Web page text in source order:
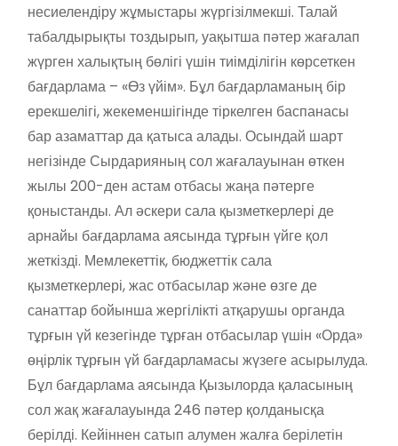
несиелендіру жұмыстары жүргізілмекші. Талай
табалдырықты тоздырып, уақытша пәтер жағалап
жүрген халықтың бөлігі үшін тиімділігін көрсеткен
бағдарлама – «Өз үйім». Бұл бағдарламаның бір
ерекшелігі, жекеменшігінде тіркелген баспанасы
бар азаматтар да қатыса алады. Осындай шарт
негізінде Сырдарияның сол жағалауынан өткен
жылы 200-ден астам отбасы жаңа пәтерге
қоныстанды. Ал әскери сала қызметкерлері де
арнайы бағдарлама аясында тұрғын үйге қол
жеткізді. Мемлекеттік, бюджеттік сала
қызметкерлері, жас отбасылар және өзге де
санаттар бойынша жергілікті атқарушы органда
тұрғын үй кезегінде тұрған отбасылар үшін «Орда»
өңірлік тұрғын үй бағдарламасы жүзеге асырылуда.
Бұл бағдарлама аясында Қызылорда қаласының
сол жақ жағалауында 246 пәтер қолданысқа
берілді. Кейіннен сатып алумен жалға берілетін